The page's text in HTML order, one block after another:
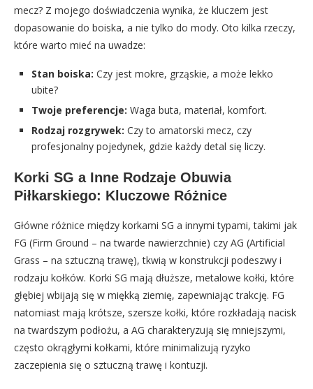
mecz? Z mojego doświadczenia wynika, że kluczem jest
dopasowanie do boiska, a nie tylko do mody. Oto kilka rzeczy,
które warto mieć na uwadze:
Stan boiska: Czy jest mokre, grząskie, a może lekko
ubite?
Twoje preferencje: Waga buta, materiał, komfort.
Rodzaj rozgrywek: Czy to amatorski mecz, czy
profesjonalny pojedynek, gdzie każdy detal się liczy.
Korki SG a Inne Rodzaje Obuwia
Piłkarskiego: Kluczowe Różnice
Główne różnice między korkami SG a innymi typami, takimi jak
FG (Firm Ground – na twarde nawierzchnie) czy AG (Artificial
Grass – na sztuczną trawę), tkwią w konstrukcji podeszwy i
rodzaju kołków. Korki SG mają dłuższe, metalowe kołki, które
głębiej wbijają się w miękką ziemię, zapewniając trakcję. FG
natomiast mają krótsze, szersze kołki, które rozkładają nacisk
na twardszym podłożu, a AG charakteryzują się mniejszymi,
często okrągłymi kołkami, które minimalizują ryzyko
zaczepienia się o sztuczną trawę i kontuzji.